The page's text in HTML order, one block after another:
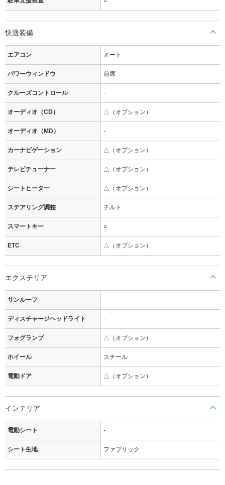
快適装備
エアコン オート
パワーウィンドウ 前席
クルーズコントロール -
オーディオ（CD） △（オプション）
オーディオ（MD） -
カーナビゲーション △（オプション）
テレビチューナー △（オプション）
シートヒーター △（オプション）
ステアリング調整 チルト
スマートキー ○
ETC △（オプション）
エクステリア
サンルーフ -
ディスチャージヘッドライト -
フォグランプ △（オプション）
ホイール スチール
電動ドア △（オプション）
インテリア
電動シート -
シート生地 ファブリック